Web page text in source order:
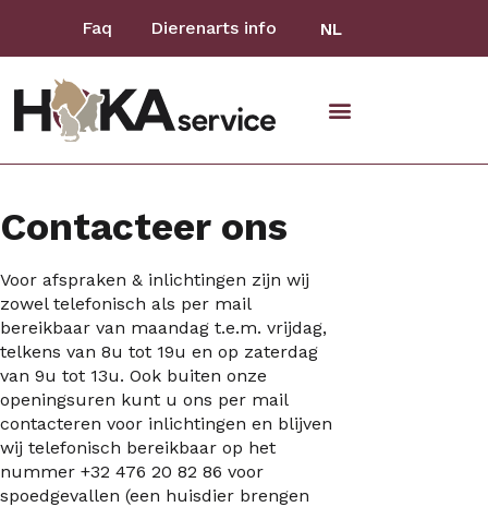
Faq Dierenarts info NL
Contacteer ons
Voor afspraken & inlichtingen zijn wij
zowel telefonisch als per mail
bereikbaar van maandag t.e.m. vrijdag,
telkens van 8u tot 19u en op zaterdag
van 9u tot 13u. Ook buiten onze
openingsuren kunt u ons per mail
contacteren voor inlichtingen en blijven
wij telefonisch bereikbaar op het
nummer +32 476 20 82 86 voor
spoedgevallen (een huisdier brengen